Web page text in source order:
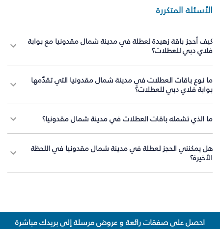
الأسئلة المتكررة
كيف أحجز باقة زهيدة لعطلة في مدينة شمال مقدونيا مع بوابة
فلاي دبي للعطلات؟
ما نوع باقات العطلات في مدينة شمال مقدونيا التي تقدّمها
بوابة فلاي دبي للعطلات؟
ما الذي تشمله باقات العطلات في مدينة شمال مقدونيا؟
هل يمكنني الحجز لعطلة في مدينة شمال مقدونيا في اللحظة
الأخيرة؟
احصل على صفقات رائعة و عروض مرسلة إلى بريدك مباشرة